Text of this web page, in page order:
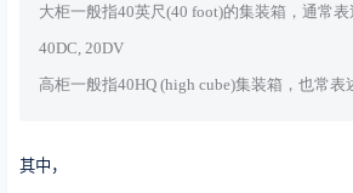
大柜一般指40英尺(40 foot)的集装箱，通常表
40DC, 20DV
高柜一般指40HQ (high cube)集装箱，也常表
其中，